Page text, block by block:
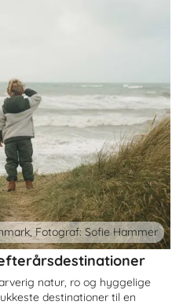
natur, ro og hyggelige
destinationer til en
Fotograf: Sofie Hammer